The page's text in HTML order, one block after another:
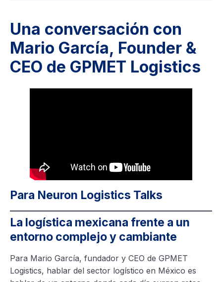
Una conversación con
Mario García, Founder &
CEO de GPMET Logistics
Para Neuron Logistics Talks
La logística mexicana frente a un
entorno complejo y cambiante
Para Mario García, fundador y CEO de GPMET
Logistics, hablar del sector logístico en México es